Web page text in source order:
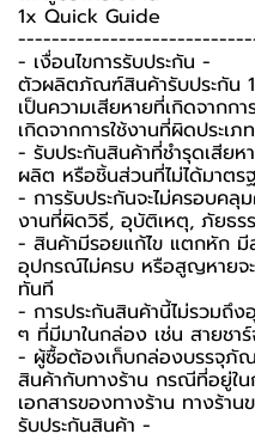
1x Quick Guide
-️ เงื่อนไขการรับประกัน -️
ตัวผลิตภัณฑ์สินค้ารับประกัน
เป็นความเสียหายที่เกิดจากก
เกิดจากการใช้งานที่ผิดประเ
- รับประกันสินค้าที่ชำรุดเสีย
ผลิต หรือชิ้นส่วนที่ไม่ได้มาตร
- การรับประกันจะไม่ครอบคลุ
งานที่ผิดวิธี, อุบัติเหตุ, ภัยธร
- สินค้ามีรอยแก้ไข แตกหัก
อุปกรณ์ไม่ครบ หรือสูญหายจ
ทันที
- การประกันสินค้านี้ไม่รวม
ๆ ที่มีมาในกล่อง เช่น สายชา
-️ ผู้ซื้อต้องเก็บกล่องบรรจุภัณ
สินค้ากับทางร้าน กรณีที่อยู่ใน
เอกสารของทางร้าน ทางร้า
รับประกันสินค้า -️